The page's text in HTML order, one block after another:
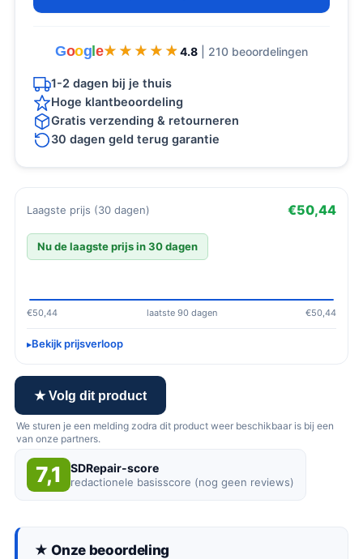
Goog e★★★★★
★★★★★ 4.8 | 210 beoordelingen
1-2 dagen bij je thuis
Hoge klantbeoordeling
Gratis verzending & retourneren
30 dagen geld terug garantie
Laagste prijs (30 dagen) €50,44
Nu de laagste prijs in 30 dagen
€50,44 laatste 90 dagen €50,44
Bekijk prijsverloop
★ Volg dit product
We sturen je een melding zodra dit product weer beschikbaar is bij een
van onze partners.
7,1 SDRepair-score
redactionele basisscore (nog geen reviews)
★ Onze beoordeling